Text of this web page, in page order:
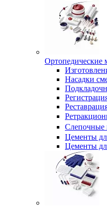
Ортопедические
Насадки
Слепочные
Цементы
Цементы